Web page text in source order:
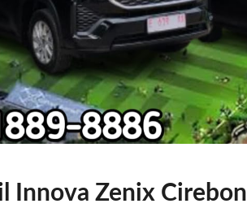
Innova Zenix Cirebon